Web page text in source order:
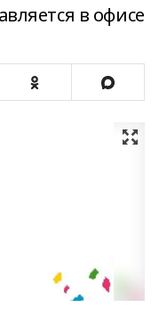
в офисе